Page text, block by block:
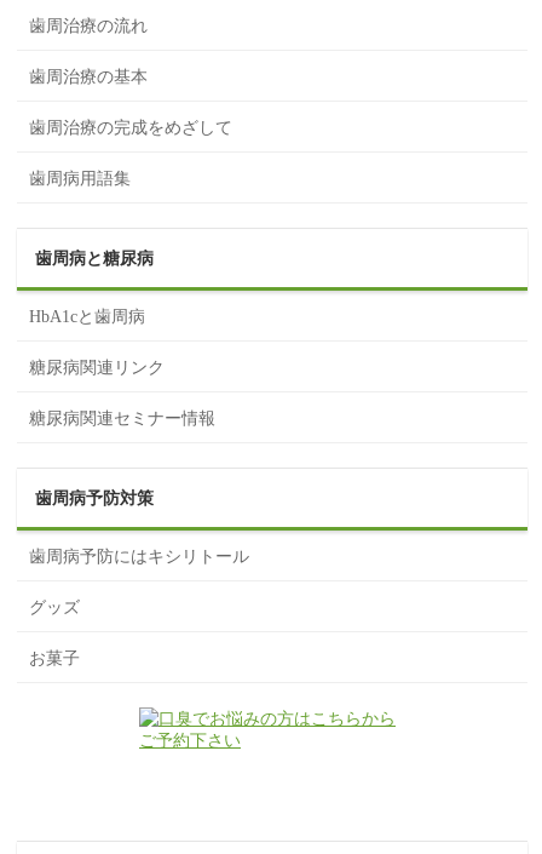
歯周治療の流れ
歯周治療の基本
歯周治療の完成をめざして
歯周病用語集
歯周病と糖尿病
HbA1cと歯周病
糖尿病関連リンク
糖尿病関連セミナー情報
歯周病予防対策
歯周病予防にはキシリトール
グッズ
お菓子